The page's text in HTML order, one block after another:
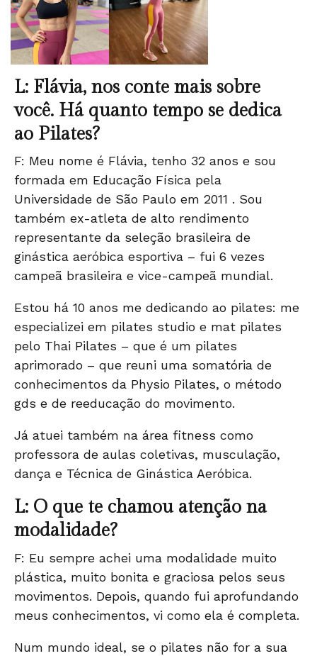
L: Flávia, nos conte mais sobre
você. Há quanto tempo se dedica
ao Pilates?
F: Meu nome é Flávia, tenho 32 anos e sou
formada em Educação Física pela
Universidade de São Paulo em 2011 . Sou
também ex-atleta de alto rendimento
representante da seleção brasileira de
ginástica aeróbica esportiva – fui 6 vezes
campeã brasileira e vice-campeã mundial.
Estou há 10 anos me dedicando ao pilates: me
especializei em pilates studio e mat pilates
pelo Thai Pilates – que é um pilates
aprimorado – que reuni uma somatória de
conhecimentos da Physio Pilates, o método
gds e de reeducação do movimento.
Já atuei também na área fitness como
professora de aulas coletivas, musculação,
dança e Técnica de Ginástica Aeróbica.
L: O que te chamou atenção na
modalidade?
F: Eu sempre achei uma modalidade muito
plástica, muito bonita e graciosa pelos seus
movimentos. Depois, quando fui aprofundando
meus conhecimentos, vi como ela é completa.
Num mundo ideal, se o pilates não for a sua